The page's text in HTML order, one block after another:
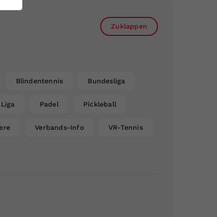
Zuklappen
Blindentennis Bundesliga
Liga Padel Pickleball
Verbands-Info VR-Tennis